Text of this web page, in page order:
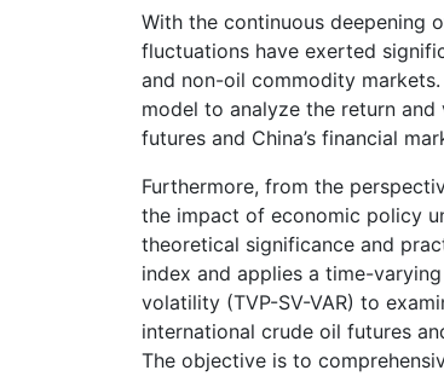
With the continuous deepening
fluctuations have exerted
and non-oil commodity
model to analyze the return
futures and China’s financial
Furthermore, from the
the impact of economic policy
theoretical significance and
index and applies a time-
volatility (TVP-SV-VAR) to
international crude oil futures
The objective is to